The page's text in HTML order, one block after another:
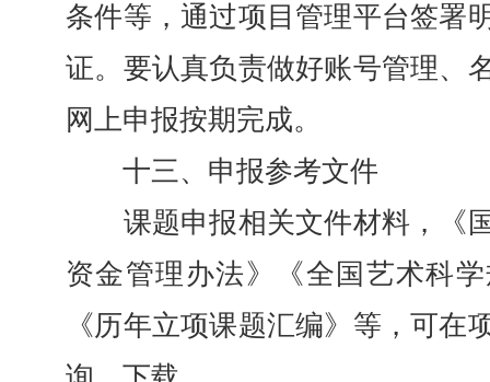
条件等，通过项目管理平台签署
证。要认真负责做好账号管理、
网上申报按期完成。
十三、申报参考文件
课题申报相关文件材料，《
资金管理办法》《全国艺术科
《历年立项课题汇编》等，可在